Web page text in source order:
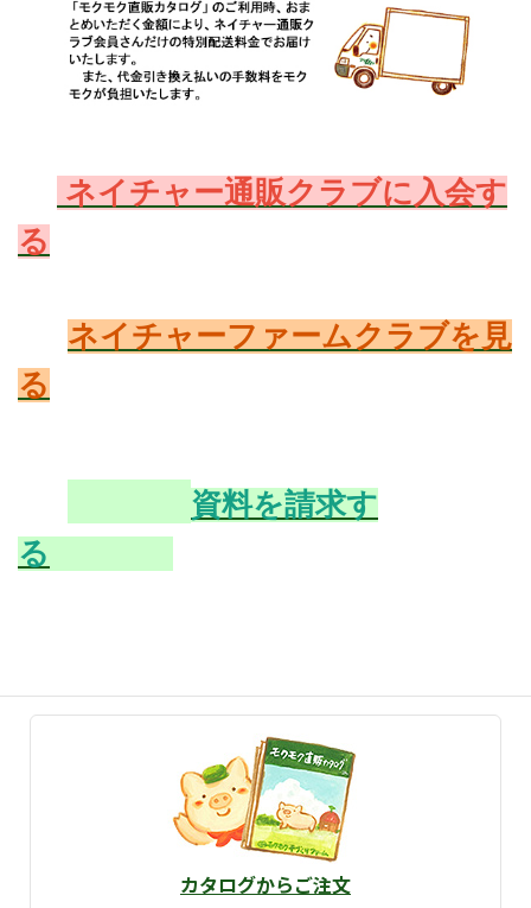
ネイチャー通販クラブに入会す
る
ネイチャーファームクラブを見
る
資料を請求す
る
カタログからご注文